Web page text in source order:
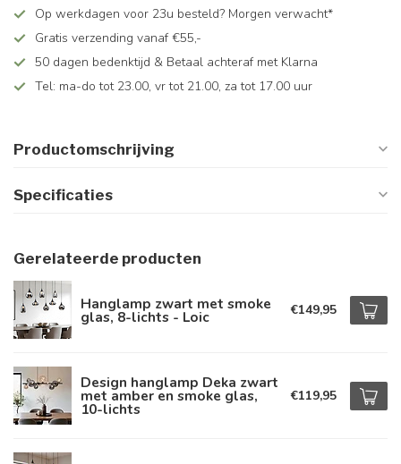
Op werkdagen voor 23u besteld? Morgen verwacht*
Gratis verzending vanaf €55,-
50 dagen bedenktijd & Betaal achteraf met Klarna
Tel: ma-do tot 23.00, vr tot 21.00, za tot 17.00 uur
Productomschrijving
Specificaties
Gerelateerde producten
Hanglamp zwart met smoke
glas, 8-lichts - Loic €149,95
Design hanglamp Deka zwart
met amber en smoke glas,
10-lichts
€119,95